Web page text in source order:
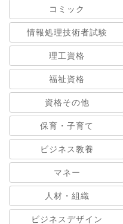
コミック
情報処理技術者試験
理工資格
福祉資格
資格その他
保育・子育て
ビジネス教養
マネー
人材・組織
ビジネスデザイン